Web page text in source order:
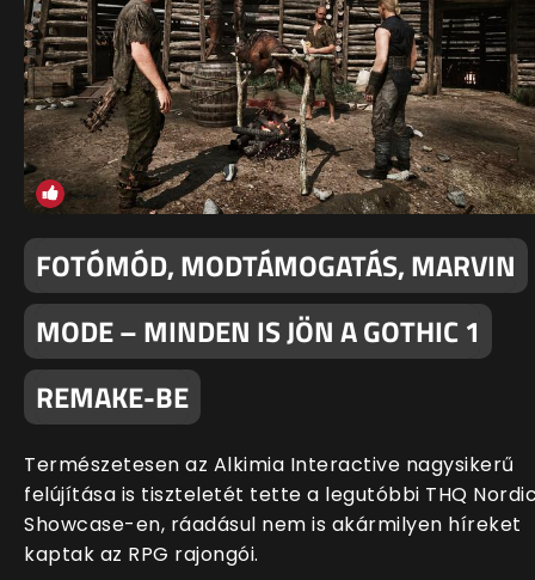
FOTÓMÓD, MODTÁMOGATÁS, MARVIN
MODE – MINDEN IS JÖN A GOTHIC 1
REMAKE-BE
Természetesen az Alkimia Interactive nagysikerű
felújítása is tiszteletét tette a legutóbbi THQ
Showcase-en, ráadásul nem is akármilyen híreket
kaptak az RPG rajongói.